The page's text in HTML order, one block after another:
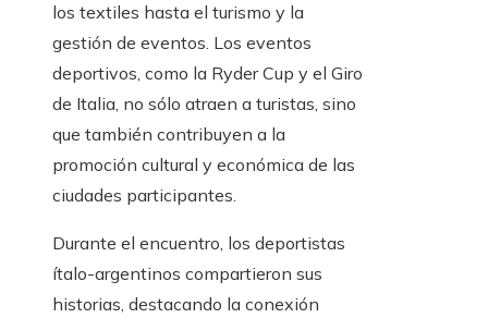
los textiles hasta el turismo y la
gestión de eventos. Los eventos
deportivos, como la Ryder Cup y el Giro
de Italia, no sólo atraen a turistas, sino
que también contribuyen a la
promoción cultural y económica de las
ciudades participantes.
Durante el encuentro, los deportistas
ítalo-argentinos compartieron sus
historias, destacando la conexión